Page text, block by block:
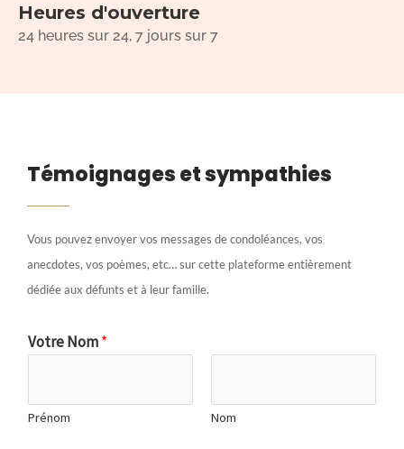
Heures d'ouverture
24 heures sur 24, 7 jours sur 7
Témoignages et sympathies
Vous pouvez envoyer vos messages de condoléances, vos
anecdotes, vos poèmes, etc… sur cette plateforme entièrement
dédiée aux défunts et à leur famille.
Votre Nom*
Prénom Nom